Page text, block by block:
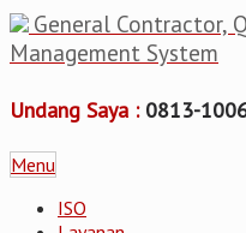
General Contractor,
Management System
Undang Saya : 0813-
Menu
ISO